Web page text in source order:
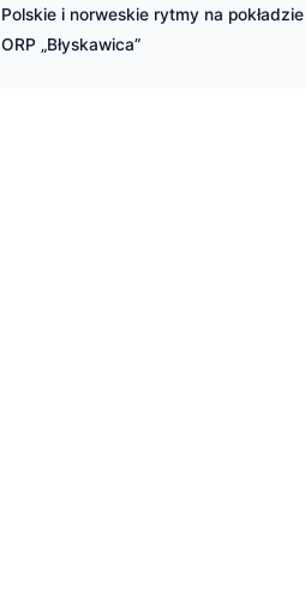
Polskie i norweskie rytmy na pokładzie
ORP „Błyskawica”